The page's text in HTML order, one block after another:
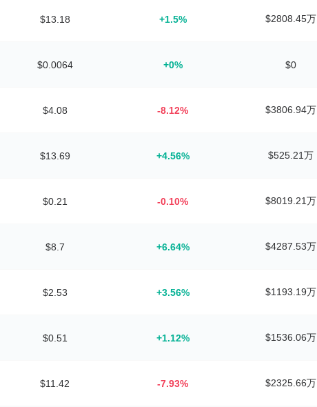
$13.18 +1.5% $2808.45万
$0.0064 +0% $0
$4.08 -8.12% $3806.94万
$13.69 +4.56% $525.21万
$0.21 -0.10% $8019.21万
$8.7 +6.64% $4287.53万
$2.53 +3.56% $1193.19万
$0.51 +1.12% $1536.06万
$11.42 -7.93% $2325.66万